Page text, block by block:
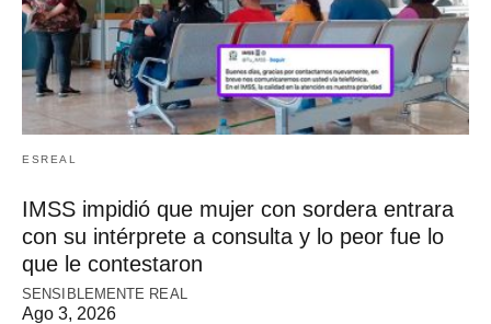
ESREAL
IMSS impidió que mujer con sordera entrara
con su intérprete a consulta y lo peor fue lo
que le contestaron
SENSIBLEMENTE REAL
Ago 3, 2026